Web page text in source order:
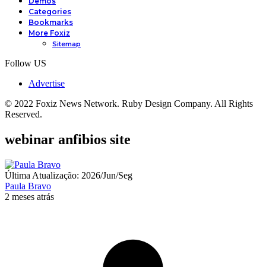
Categories
Bookmarks
More Foxiz
Sitemap
Follow US
Advertise
© 2022 Foxiz News Network. Ruby Design Company. All Rights
Reserved.
webinar anfibios site
Última Atualização: 2026/Jun/Seg
Paula Bravo
2 meses atrás